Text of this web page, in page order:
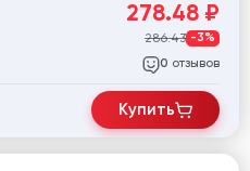
278.48 ₽
286.43 -3%
0 отзывов
Купить